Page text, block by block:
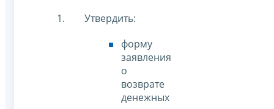
Утвердить:
форму
заявления
о
возврате
денежных